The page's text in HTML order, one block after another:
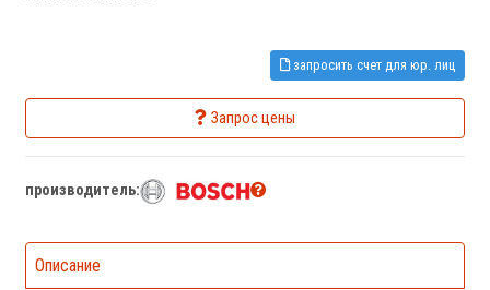
запросить счет для юр. лиц
Запрос цены
производитель:
Описание